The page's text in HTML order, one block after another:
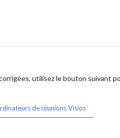
utilisez le bouton suivant
de réunions Visios